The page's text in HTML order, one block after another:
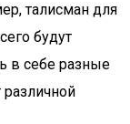
талисман для
будут
в себе разные